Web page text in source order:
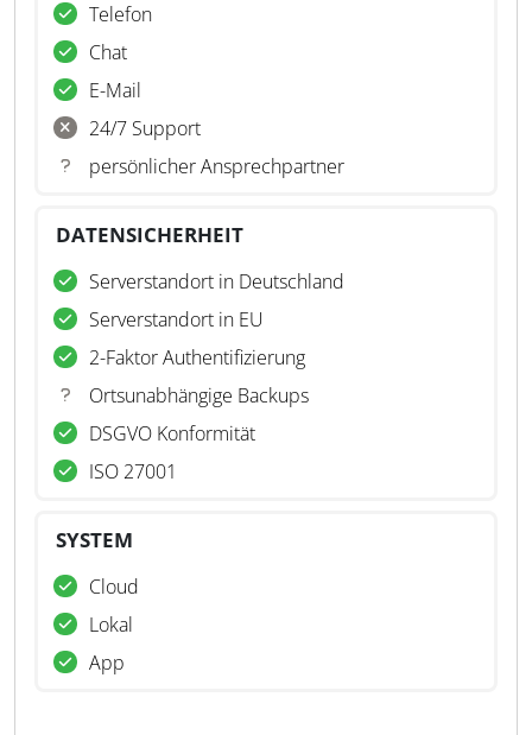
Telefon
Chat
E-Mail
24/7 Support
persönlicher Ansprechpartner
DATENSICHERHEIT
Serverstandort in Deutschland
Serverstandort in EU
2-Faktor Authentifizierung
Ortsunabhängige Backups
DSGVO Konformität
ISO 27001
SYSTEM
Cloud
Lokal
App